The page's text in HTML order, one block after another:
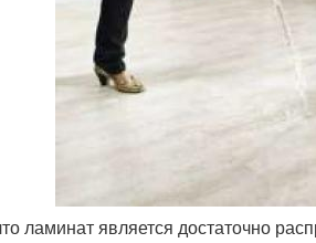
ламинат является достаточно